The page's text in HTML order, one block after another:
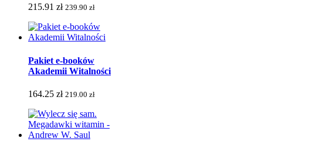
215.91 zł 239.90 zł
Pakiet e-booków
Akademii Witalności
164.25 zł 219.00 zł